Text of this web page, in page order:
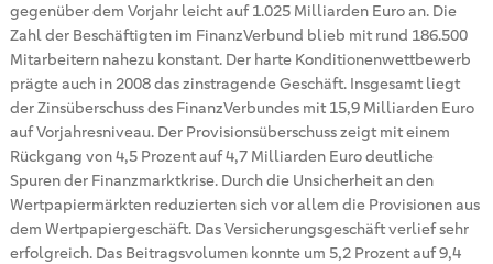
gegenüber dem Vorjahr leicht auf 1.025 Milliarden Euro an. Die
Zahl der Beschäftigten im FinanzVerbund blieb mit rund 186.500
Mitarbeitern nahezu konstant. Der harte Konditionenwettbewerb
prägte auch in 2008 das zinstragende Geschäft. Insgesamt liegt
der Zinsüberschuss des FinanzVerbundes mit 15,9 Milliarden Euro
auf Vorjahresniveau. Der Provisionsüberschuss zeigt mit einem
Rückgang von 4,5 Prozent auf 4,7 Milliarden Euro deutliche
Spuren der Finanzmarktkrise. Durch die Unsicherheit an den
Wertpapiermärkten reduzierten sich vor allem die Provisionen aus
dem Wertpapiergeschäft. Das Versicherungsgeschäft verlief sehr
erfolgreich. Das Beitragsvolumen konnte um 5,2 Prozent auf 9,4